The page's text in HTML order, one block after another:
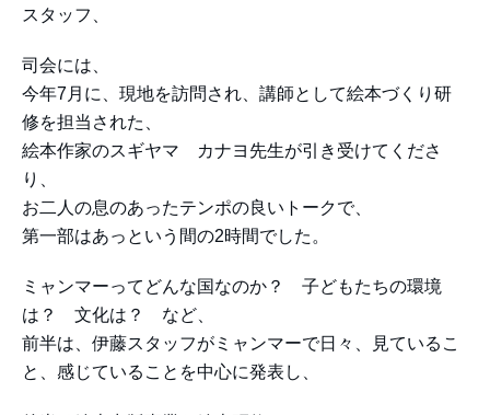
スタッフ、
司会には、
今年7月に、現地を訪問され、講師として絵本づくり研
修を担当された、
絵本作家のスギヤマ カナヨ先生が引き受けてくださ
り、
お二人の息のあったテンポの良いトークで、
第一部はあっという間の2時間でした。
ミャンマーってどんな国なのか？ 子どもたちの環境
は？ 文化は？ など、
前半は、伊藤スタッフがミャンマーで日々、見ているこ
と、感じていることを中心に発表し、